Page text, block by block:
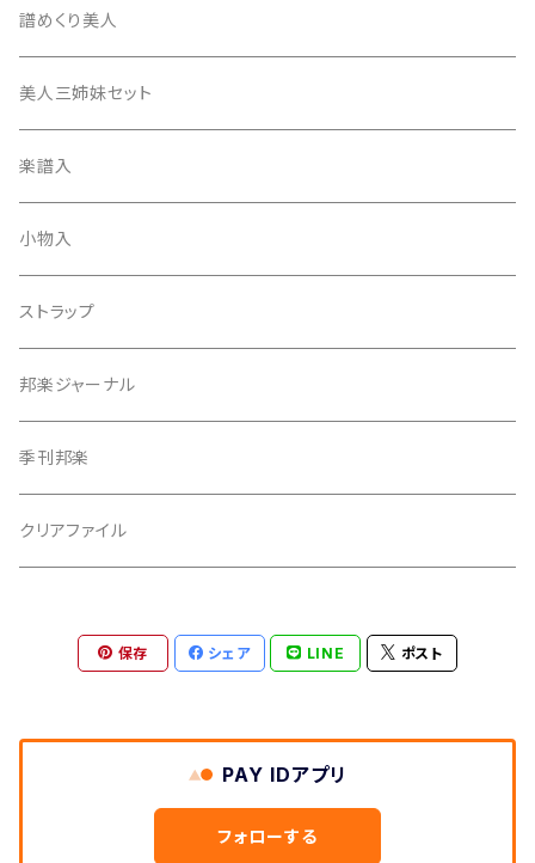
地唄撥
撥滑り止めゴム
ひざゴム・胴ゴム・おひざもと
天神袋
天神巾着
指すり
つぼシール
撥皮・撥皮のり
胴板
つや布巾
譜めくり美人
美人三姉妹セット
楽譜入
小物入
ストラップ
邦楽ジャーナル
季刊邦楽
クリアファイル
保存 シェア LINE ポスト
PAY IDアプリ
フォローする